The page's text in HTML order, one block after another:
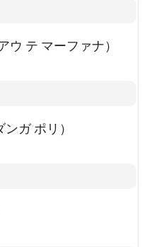
ウ テ マーファナ）
ガ ポリ）